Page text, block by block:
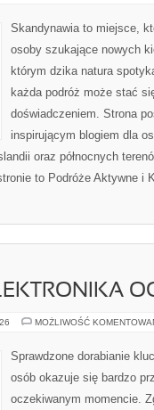
Skandynawia to miejsce,
osoby szukające nowych
którym dzika natura
każda podróż może stać
doświadczeniem. Strona
inspirującym blogiem dla
oraz północnych
to Podróże Aktywne i
MOŻLIWOŚĆ
Sprawdzone dorabianie
osób okazuje się bardzo
oczekiwanym momencie.